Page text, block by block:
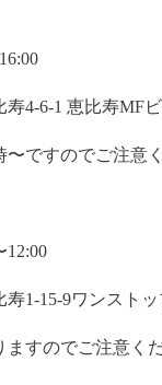
4-6-1 恵比寿MF
ですのでご注意く
12:00
寿1-15-9ワンスト
すのでご注意くだ